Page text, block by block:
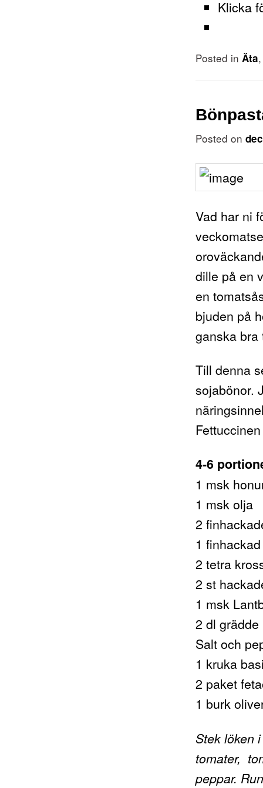
Klicka
Posted in Äta
Posted on
Vad har ni
dille på en
en
bjuden på
ganska bra
Till denna
sojabönor.
4-6
1 msk
1 msk olja
2
1
2 tetra
2 st
1 msk
2 dl
Salt och
1 kruka
2 paket
1 burk
Stek löken
tomater,
peppar.